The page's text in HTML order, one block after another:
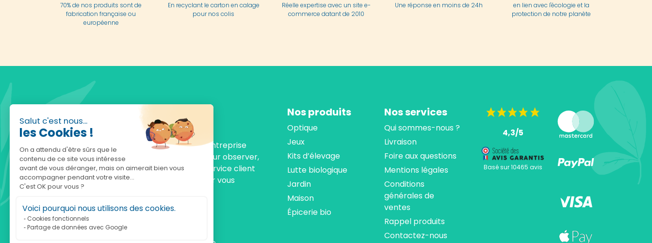
Salut c'est nous...
les Cookies !
On a attendu d'être sûrs que le
contenu de ce site vous intéresse
avant de vous déranger, mais on aimerait bien vous
accompagner pendant votre visite...
C'est OK pour vous ?
Voici pourquoi nous utilisons des cookies.
Cookies fonctionnels
Partage de données avec Google
70% de nos produits sont de
fabrication française ou
européenne
En recyclant le carton en calage
pour nos colis
Réelle expertise avec un site e-
commerce datant de 2010
Une réponse en moins de 24h
en lien avec l'écologie et la
protection de notre planète
Fondée en 2010, achatnature.com est une entreprise
française qui réunit plus de 5000 produits pour observer,
comprendre et protéger la nature. Notre service client
est à votre écoute, du lundi au vendredi, pour vous
accompagner.
Notre adresse :
achatnature.com (Ethik & Nature)
Nos produits
Optique
Jeux
Kits d’élevage
Lutte biologique
Jardin
Maison
Épicerie bio
Nos services
Qui sommes-nous ?
Livraison
Foire aux questions
Mentions légales
Conditions
générales de
ventes
Rappel produits
Contactez-nous
4,3/5
Basé sur 10465 avis